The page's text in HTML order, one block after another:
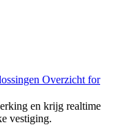
Overzicht for
en krijg realtime
vestiging.